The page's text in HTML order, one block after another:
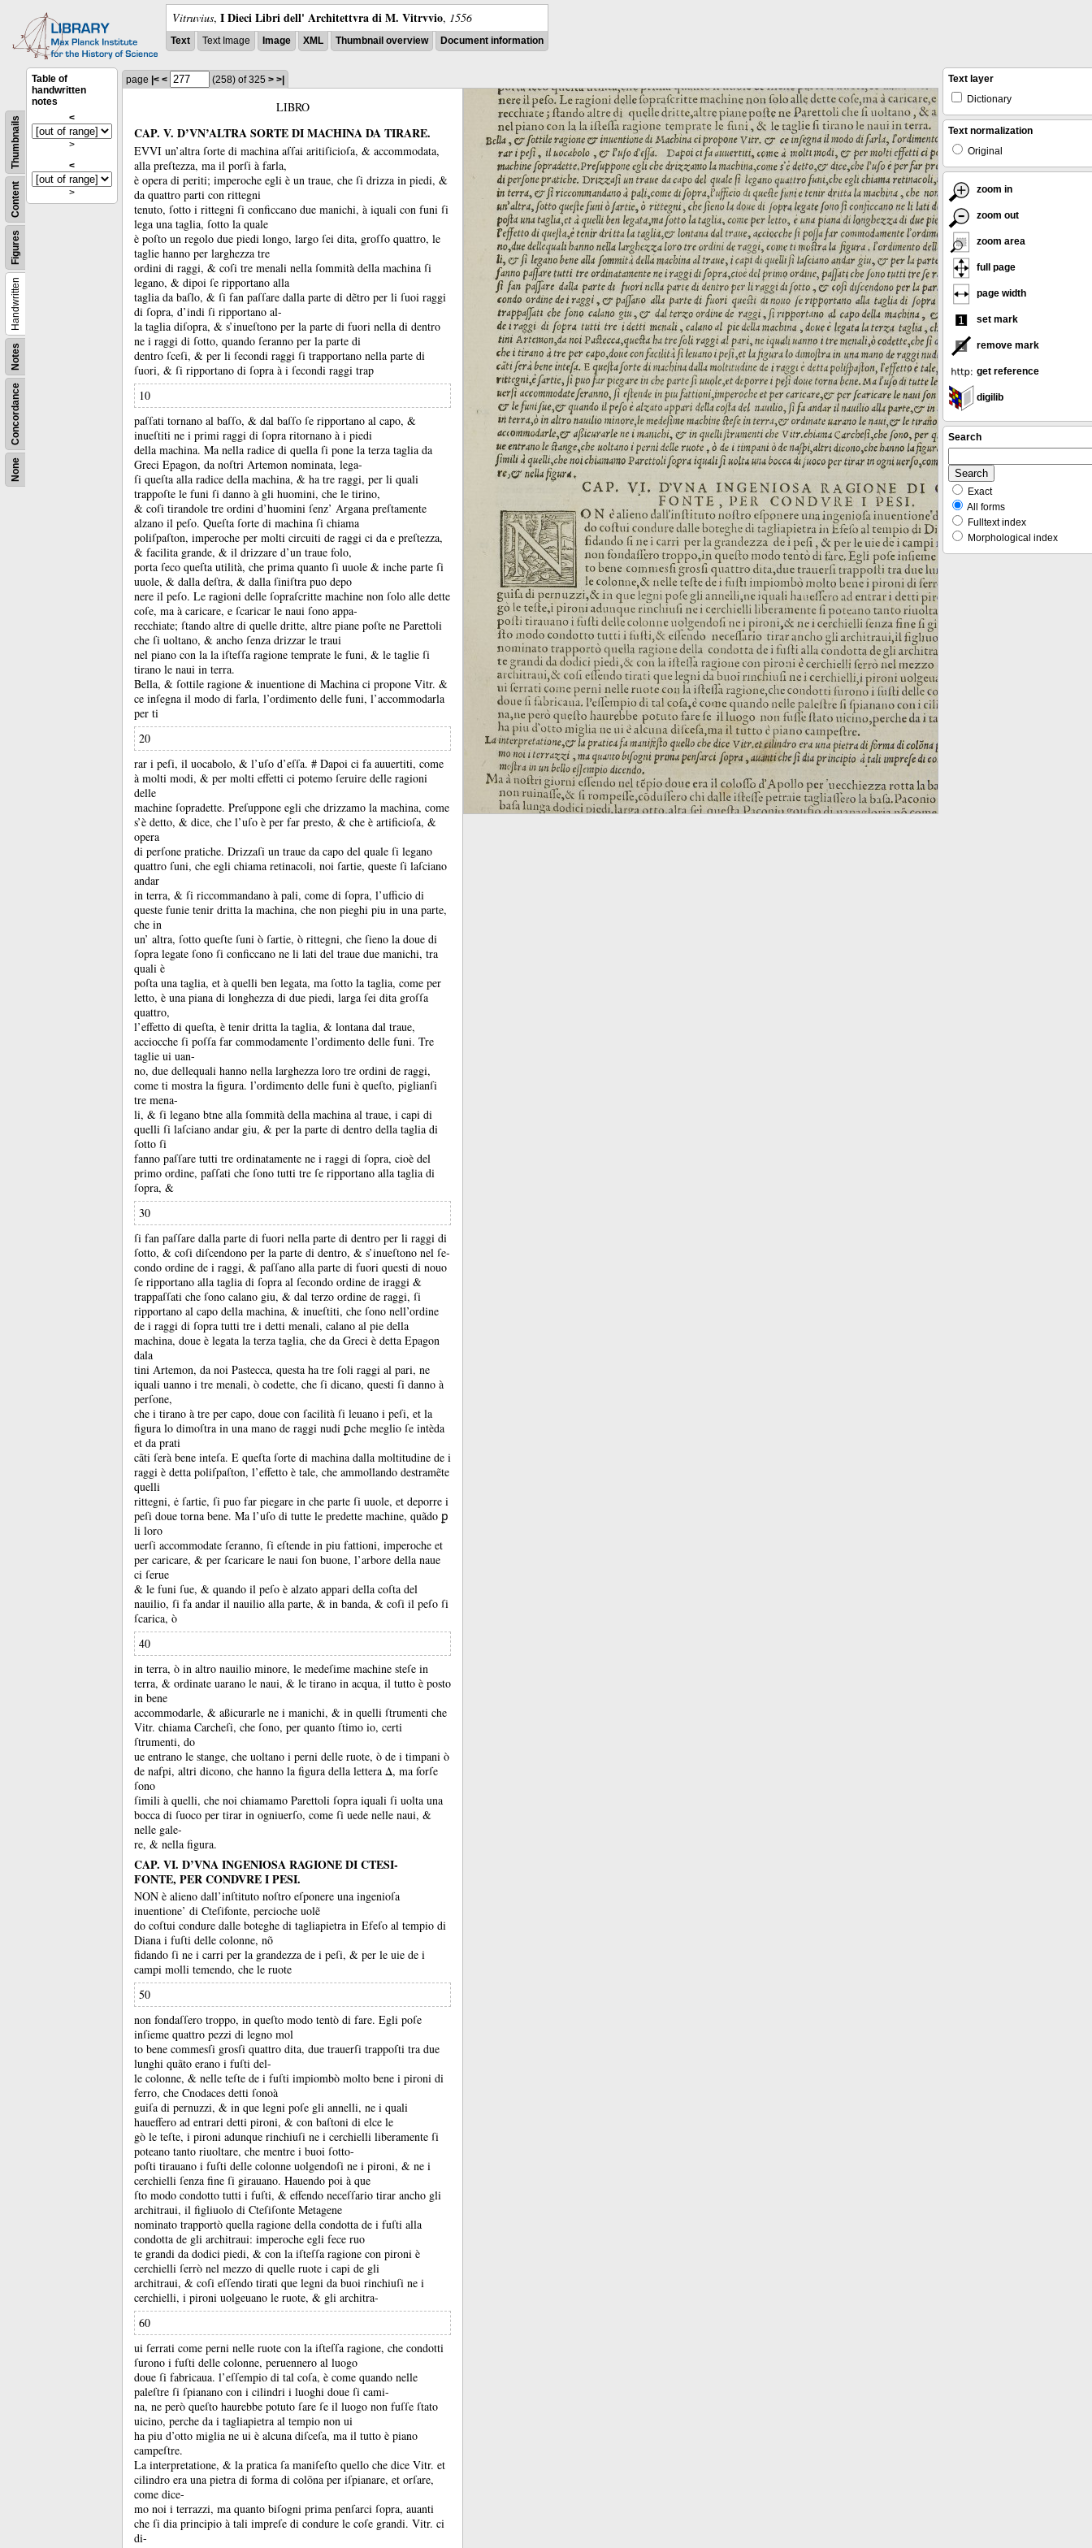
Vitruvius, I Dieci Libri dell' Architettvra di M. Vitrvvio, 1556
Text Text Image Image XML Thumbnail overview Document information
None
Concordance
Notes
Handwritten
Figures
Content
Thumbnails
Table of
handwritten
notes
<
>
<
>
page |< < (258) of 325 > >|
LIBRO
CAP. V. D’VN’ALTRA SORTE DI MACHINA DA TIRARE.
EVVI un’altra ſorte di machina aſſai aritiſicioſa, & accommodata,
alla preſtezza, ma il porſi à farla,
è opera di periti; imperoche egli è un traue, che ſi drizza in piedi, &
da quattro parti con rittegni
tenuto, ſotto i rittegni ſi conficcano due manichi, à iquali con funi ſi
lega una taglia, ſotto la quale
è poſto un regolo due piedi longo, largo ſei dita, groſſo quattro, le
taglie hanno per larghezza tre
ordini di raggi, & coſi tre menali nella ſommità della machina ſi
legano, & dipoi ſe ripportano alla
taglia da baſlo, & ſi fan paſſare dalla parte di dẽtro per li ſuoi raggi
di ſopra, d’indi ſi ripportano al-
la taglia diſopra, & s’inueſtono per la parte di fuori nella di dentro
ne i raggi di ſotto, quando ſeranno per la parte di
dentro ſceſi, & per li ſecondi raggi ſi trapportano nella parte di
ſuori, & ſi ripportano di ſopra à i ſecondi raggi trap
10
paſſati tornano al baſſo, & dal baſſo ſe ripportano al capo, &
inueſtiti ne i primi raggi di ſopra ritornano à i piedi
della machina. Ma nella radice di quella ſi pone la terza taglia da
Greci Epagon, da noſtri Artemon nominata, lega-
ſi queſta alla radice della machina, & ha tre raggi, per li quali
trappoſte le funi ſi danno à gli huomini, che le tirino,
& coſi tirandole tre ordini d’huomini ſenz’ Argana preſtamente
alzano il peſo. Queſta ſorte di machina ſi chiama
poliſpaſton, imperoche per molti circuiti de raggi ci da e preſtezza,
& facilita grande, & il drizzare d’un traue folo,
porta ſeco queſta utilità, che prima quanto ſi uuole & inche parte ſi
uuole, & dalla deſtra, & dalla ſiniſtra puo depo
nere il peſo. Le ragioni delle ſopraſcritte machine non ſolo alle dette
coſe, ma à caricare, e ſcaricar le naui ſono appa-
recchiate; ſtando altre di quelle dritte, altre piane poſte ne Parettoli
che ſi uoltano, & ancho ſenza drizzar le traui
nel piano con la la iſteſſa ragione temprate le funi, & le taglie ſi
tirano le naui in terra.
Bella, & ſottile ragione & inuentione di Machina ci propone Vitr. &
ce inſegna il modo di farla, l’ordimento delle funi, l’accommodarla
per ti
20
rar i peſi, il uocabolo, & l’uſo d’eſſa. # Dapoi ci fa auuertiti, come
à molti modi, & per molti effetti ci potemo ſeruire delle ragioni
delle
machine ſopradette. Preſuppone egli che drizzamo la machina, come
s’è detto, & dice, che l’uſo è per far presto, & che è artificioſa, &
opera
di perſone pratiche. Drizzaſi un traue da capo del quale ſi legano
quattro ſuni, che egli chiama retinacoli, noi ſartie, queste ſi laſciano
andar
in terra, & ſi riccommandano à pali, come di ſopra, l’ufficio di
queste funie tenir dritta la machina, che non pieghi piu in una parte,
che in
un’ altra, ſotto queſte ſuni ò ſartie, ò rittegni, che ſieno la doue di
ſopra legate ſono ſi conficcano ne li lati del traue due manichi, tra
quali è
poſta una taglia, et à quelli ben legata, ma ſotto la taglia, come per
letto, è una piana di longhezza di due piedi, larga ſei dita groſſa
quattro,
l’effetto di queſta, è tenir dritta la taglia, & lontana dal traue,
acciocche ſi poſſa far commodamente l’ordimento delle funi. Tre
taglie ui uan-
no, due dellequali hanno nella larghezza loro tre ordini de raggi,
come ti mostra la figura. l’ordimento delle funi è queſto, piglianſi
tre mena-
li, & ſi legano btne alla ſommità della machina al traue, i capi di
quelli ſi laſciano andar giu, & per la parte di dentro della taglia di
ſotto ſi
fanno paſſare tutti tre ordinatamente ne i raggi di ſopra, cioè del
primo ordine, paſſati che ſono tutti tre ſe ripportano alla taglia di
ſopra, &
30
ſi fan paſſare dalla parte di fuori nella parte di dentro per li raggi di
ſotto, & coſi diſcendono per la parte di dentro, & s’inueſtono nel ſe-
condo ordine de i raggi, & paſſano alla parte di fuori questi di nouo
ſe ripportano alla taglia di ſopra al ſecondo ordine de iraggi &
trappaſſati che ſono calano giu, & dal terzo ordine de raggi, ſi
ripportano al capo della machina, & inueſtiti, che ſono nell’ordine
de i raggi di ſopra tutti tre i detti menali, calano al pie della
machina, doue è legata la terza taglia, che da Greci è detta Epagon
dala
tini Artemon, da noi Pastecca, questa ha tre ſoli raggi al pari, ne
iquali uanno i tre menali, ò codette, che ſi dicano, questi ſi danno à
perſone,
che i tirano à tre per capo, doue con ſacilità ſi leuano i peſi, et la
figura lo dimoſtra in una mano de raggi nudi ꝑche meglio ſe intèda
et da prati
cãti ſerà bene inteſa. E queſta ſorte di machina dalla moltitudine de i
raggi è detta poliſpaſton, l’effetto è tale, che ammollando destramẽte
quelli
rittegni, ė ſartie, ſi puo far piegare in che parte ſi uuole, et deporre i
peſi doue torna bene. Ma l’uſo di tutte le predette machine, quãdo ꝑ
li loro
uerſi accommodate ſeranno, ſi eſtende in piu fattioni, imperoche et
per caricare, & per ſcaricare le naui ſon buone, l’arbore della naue
ci ſerue
& le funi ſue, & quando il peſo è alzato appari della coſta del
nauilio, ſi fa andar il nauilio alla parte, & in banda, & coſi il peſo ſi
ſcarica, ò
40
in terra, ò in altro nauilio minore, le medeſime machine steſe in
terra, & ordinate uarano le naui, & le tirano in acqua, il tutto è posto
in bene
accommodarle, & aßicurarle ne i manichi, & in quelli ſtrumenti che
Vitr. chiama Carcheſi, che ſono, per quanto ſtimo io, certi
ſtrumenti, do
ue entrano le stange, che uoltano i perni delle ruote, ò de i timpani ò
de nafpi, altri dicono, che hanno la figura della lettera Δ, ma forſe
ſono
ſimili à quelli, che noi chiamamo Parettoli ſopra iquali ſi uolta una
bocca di ſuoco per tirar in ogniuerſo, come ſi uede nelle naui, &
nelle gale-
re, & nella figura.
CAP. VI. D’VNA INGENIOSA RAGIONE DI CTESI-
FONTE, PER CONDVRE I PESI.
NON è alieno dall’inſtituto noſtro eſponere una ingenioſa
inuentione’ di Cteſifonte, percioche uolẽ
do coſtui condure dalle boteghe di tagliapietra in Efeſo al tempio di
Diana i fuſti delle colonne, nõ
fidando ſi ne i carri per la grandezza de i peſi, & per le uie de i
campi molli temendo, che le ruote
50
non fondaſſero troppo, in queſto modo tentò di fare. Egli poſe
inſieme quattro pezzi di legno mol
to bene commesſi grosſi quattro dita, due trauerſi trappoſti tra due
lunghi quãto erano i fuſti del-
le colonne, & nelle teſte de i fuſti impiombò molto bene i pironi di
ferro, che Cnodaces detti ſonoà
guiſa di pernuzzi, & in que legni poſe gli annelli, ne i quali
haueffero ad entrari detti pironi, & con baſtoni di elce le
gò le teſte, i pironi adunque rinchiuſi ne i cerchielli liberamente ſi
poteano tanto riuoltare, che mentre i buoi ſotto-
poſti tirauano i fuſti delle colonne uolgendoſi ne i pironi, & ne i
cerchielli ſenza fine ſi girauano. Hauendo poi à que
ſto modo condotto tutti i fuſti, & effendo neceſſario tirar ancho gli
architraui, il figliuolo di Cteſiſonte Metagene
nominato trapportò quella ragione della condotta de i fuſti alla
condotta de gli architraui: imperoche egli fece ruo
te grandi da dodici piedi, & con la iſteſſa ragione con pironi è
cerchielli ſerrò nel mezzo di quelle ruote i capi de gli
architraui, & coſi eſſendo tirati que legni da buoi rinchiuſi ne i
cerchielli, i pironi uolgeuano le ruote, & gli architra-
60
ui ſerrati come perni nelle ruote con la iſteſſa ragione, che condotti
ſurono i fuſti delle colonne, peruennero al luogo
doue ſi fabricaua. l’eſſempio di tal coſa, è come quando nelle
paleſtre ſi ſpianano con i cilindri i luoghi doue ſi cami-
na, ne però queſto haurebbe potuto ſare ſe il luogo non fuſſe ſtato
uicino, perche da i tagliapietra al tempio non ui
ha piu d’otto miglia ne ui è alcuna diſceſa, ma il tutto è piano
campeſtre.
La interpretatione, & la pratica ſa maniſeſto quello che dice Vitr. et
cilindro era una pietra di forma di colõna per iſpianare, et orſare,
come dice-
mo noi i terrazzi, ma quanto biſogni prima penſarci ſopra, auanti
che ſi dia principio à tali impreſe di condure le coſe grandi. Vitr. ci
di-
Text layer
Dictionary
Text normalization
Original
zoom in
zoom out
zoom area
full page
page width
set mark
remove mark
get reference
digilib
Search
Exact
All forms
Fulltext index
Morphological index